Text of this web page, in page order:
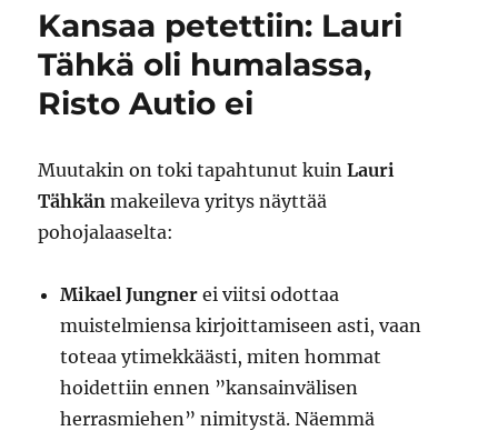
Kansaa petettiin: Lauri
Tähkä oli humalassa,
Risto Autio ei
Muutakin on toki tapahtunut kuinLauri
Tähkän makeileva yritys näyttää
pohojalaaselta:
Mikael Jungner ei viitsi odottaa
muistelmiensa kirjoittamiseen asti, vaan
toteaa ytimekkäästi, miten hommat
hoidettiin ennen ”kansainvälisen
herrasmiehen” nimitystä. Näemmä